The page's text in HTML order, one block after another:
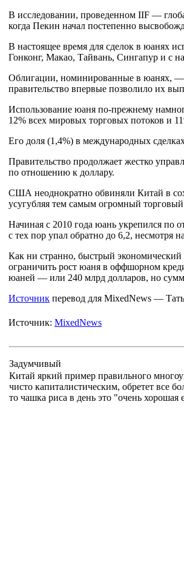
В исследовании, проведенном IIF —
когда Пекин начал постепенно
В настоящее время для сделок в юанях
Гонконг, Макао, Тайвань, Сингапур и с
Облигации, номинированные в юанях, —
правительство впервые позволило их
Использование юаня по-прежнему
12% всех мировых торговых потоков и
Его доля (1,4%) в международных
Правительство продолжает жестко
по отношению к доллару.
США неоднократно обвиняли Китай в
усугубляя тем самым огромный
Начиная с 2010 года юань укрепился
с тех пор упал обратно до 6,2,
Как ни странно, быстрый
ограничить рост юаня в оффшорном
юаней — или 240 млрд долларов, но
Источник перевод для MixedNews —
Источник: MixedNews
Задумчивый
Китай яркий пример правильного
чисто капиталистическим, обретет все
то чашка риса в день это "очень хорошая